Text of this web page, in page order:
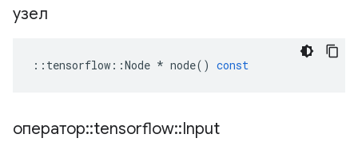
узел
:: tensorflow ::Node * node() const
оператор::tensorflow::Input